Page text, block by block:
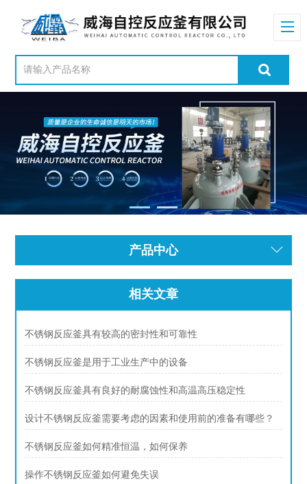
产品中心
相关文章
不锈钢反应釜具有较高的密封性和可靠性
不锈钢反应釜是用于工业生产中的设备
不锈钢反应釜具有良好的耐腐蚀性和高温高压稳定性
设计不锈钢反应釜需要考虑的因素和使用前的准备有哪些？
不锈钢反应釜如何精准恒温，如何保养
操作不锈钢反应釜如何避免失误